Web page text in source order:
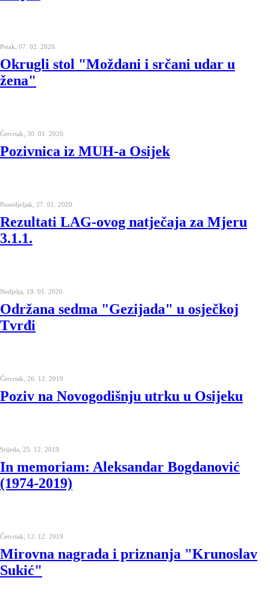
Petak, 07. 02. 2020.
Okrugli stol "Moždani i srčani udar u
žena"
Četvrtak, 30. 01. 2020.
Pozivnica iz MUH-a Osijek
Ponedjeljak, 27. 01. 2020.
Rezultati LAG-ovog natječaja za Mjeru
3.1.1.
Nedjelja, 19. 01. 2020.
Održana sedma "Gezijada" u osječkoj
Tvrđi
Četvrtak, 26. 12. 2019.
Poziv na Novogodišnju utrku u Osijeku
Srijeda, 25. 12. 2019.
In memoriam: Aleksandar Bogdanović
(1974-2019)
Četvrtak, 12. 12. 2019.
Mirovna nagrada i priznanja "Krunoslav
Sukić"